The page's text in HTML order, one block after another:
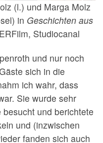
(l.) und Marga Molz
in Geschichten aus
Studiocanal
und nur noch
sich in die
ich wahr, dass
Sie wurde sehr
und berichtete
und (inzwischen
fanden sich auch